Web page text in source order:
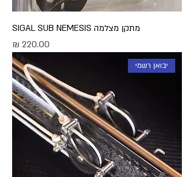
מתקן מצלמה SIGAL SUB NEMESIS
מחיר
יבואן רשמי